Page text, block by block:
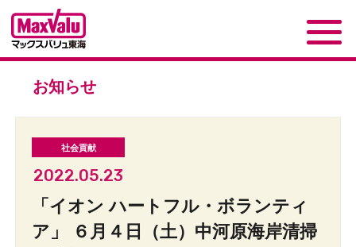
お知らせ
2022.05.23
「イオン ハートフル・ボランティ
ア」 ６月４日（土）中河原海岸清掃